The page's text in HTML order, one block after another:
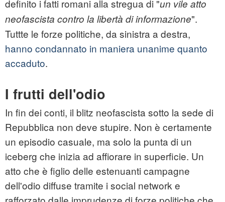
definito i fatti romani alla stregua di "un vile atto
neofascista contro la libertà di informazione".
Tuttte le forze politiche, da sinistra a destra,
hanno condannato in maniera unanime quanto
accaduto.
I frutti dell'odio
In fin dei conti, il blitz neofascista sotto la sede di
Repubblica non deve stupire. Non è certamente
un episodio casuale, ma solo la punta di un
iceberg che inizia ad affiorare in superficie. Un
atto che è figlio delle estenuanti campagne
dell'odio diffuse tramite i social network e